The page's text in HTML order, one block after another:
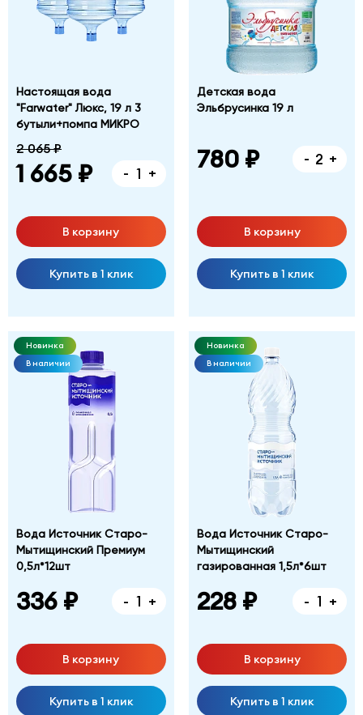
Настоящая вода
"Farwater" Люкс, 19 л 3
бутыли+помпа МИКРО
2 065 ₽
1 665 ₽ - +
В корзину
Купить в 1 клик
Детская вода
Эльбрусинка 19 л
780 ₽ - +
В корзину
Купить в 1 клик
Новинка
В наличии
Вода Источник Старо-
Мытищинский Премиум
0,5л*12шт
336 ₽ - +
В корзину
Купить в 1 клик
Новинка
В наличии
Вода Источник Старо-
Мытищинский
газированная 1,5л*6шт
228 ₽ - +
В корзину
Купить в 1 клик